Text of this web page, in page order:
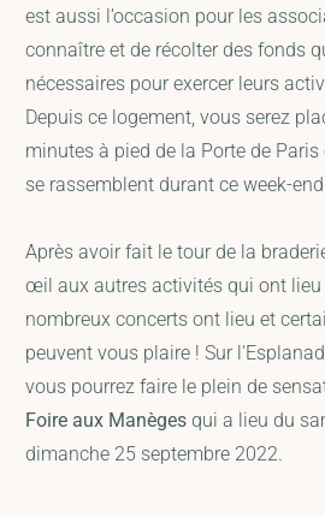
est aussi l’occasion pour les
connaître et de récolter des fonds
nécessaires pour exercer leurs
Depuis ce logement, vous serez
minutes à pied de la Porte de
se rassemblent durant ce week-
Après avoir fait le tour de la
œil aux autres activités qui ont lieu
nombreux concerts ont lieu et
peuvent vous plaire ! Sur
vous pourrez faire le plein de
Foire aux Manèges qui a lieu du
dimanche 25 septembre 2022.